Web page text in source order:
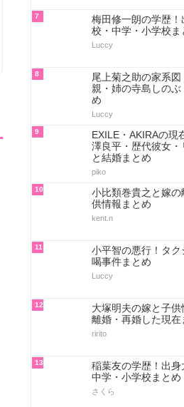
7
梅田修一朗の学歴！
校・中学・小学校ま
Luccy
8
尾上菊之助の家系
親・姉の寺島しのぶ
め
Luccy
9
EXILE・AKIRAの現
澤良平・歴代彼女・
と結婚まとめ
piko
10
小比類巻貴之と嫁
供情報まとめ
kent.n
11
小平智の悪行！タク
喝事件まとめ
Luccy
12
大塚明夫の嫁と子供
離婚・再婚した現在
ririto
13
稲葉友の学歴！出身
中学・小学校まとめ
さくら